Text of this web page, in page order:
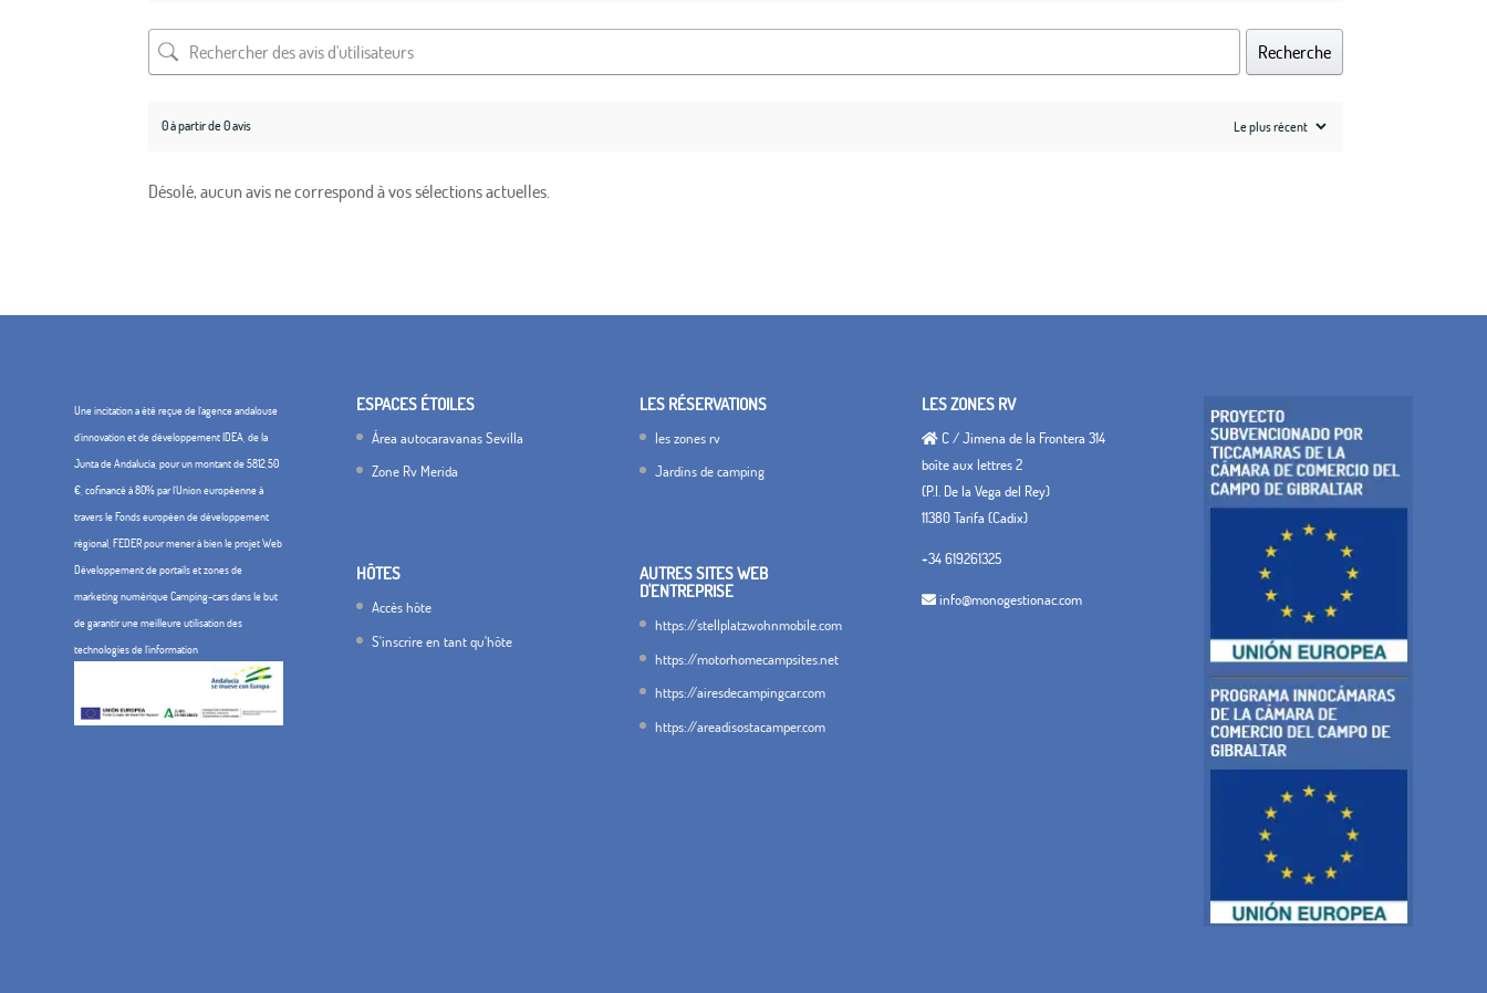
Recherche
0 à partir de 0 avis
Désolé, aucun avis ne correspond à vos sélections actuelles.
Une incitation a été reçue de l'agence andalouse
d'innovation et de développement IDEA, de la
Junta de Andalucía, pour un montant de 5812,50
€, cofinancé à 80% par l'Union européenne à
travers le Fonds européen de développement
régional, FEDER pour mener à bien le projet Web
Développement de portails et zones de
marketing numérique Camping-cars dans le but
de garantir une meilleure utilisation des
technologies de l'information
ESPACES ÉTOILES
Área autocaravanas Sevilla
Zone Rv Merida
HÔTES
Accès hôte
S'inscrire en tant qu'hôte
LES RÉSERVATIONS
les zones rv
Jardins de camping
AUTRES SITES WEB
D'ENTREPRISE
https://stellplatzwohnmobile.com
https://motorhomecampsites.net
https://airesdecampingcar.com
https://areadisostacamper.com
LES ZONES RV
C / Jimena de la Frontera 314
boîte aux lettres 2
(P.I. De la Vega del Rey)
11380 Tarifa (Cadix)
+34 619261325
info@monogestionac.com